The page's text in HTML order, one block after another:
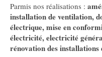
Parmis nos réalisations :
installation de ventilation,
électrique, mise en
électricité, electricité
rénovation des installations